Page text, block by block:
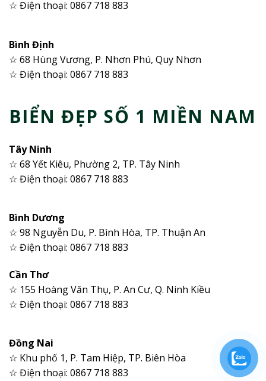
☆ Điện thoại: 0867 718 883
Bình Định
☆ 68 Hùng Vương, P. Nhơn Phú, Quy Nhơn
☆ Điện thoại: 0867 718 883
BIỂN ĐẸP SỐ 1 MIỀN NAM
Tây Ninh
☆ 68 Yết Kiêu, Phường 2, TP. Tây Ninh
☆ Điện thoại: 0867 718 883
Bình Dương
☆ 98 Nguyễn Du, P. Bình Hòa, TP. Thuận An
☆ Điện thoại: 0867 718 883
Cần Thơ
☆ 155 Hoàng Văn Thụ, P. An Cư, Q. Ninh Kiều
☆ Điện thoại: 0867 718 883
Đồng Nai
☆ Khu phố 1, P. Tam Hiệp, TP. Biên Hòa
☆ Điện thoại: 0867 718 883